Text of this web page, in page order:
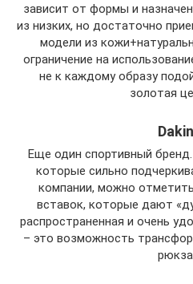
зависит от формы и
из низких, но достаточно
модели из
ограничение на
не к каждому образу
золотая
Еще один спортивный
которые сильно
компании, можно
вставок, которые дают
распространенная и очень
– это возможность